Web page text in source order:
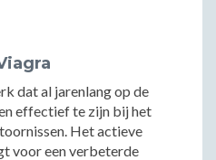
dat al jarenlang op de
effectief te zijn bij het
Het actieve
voor een verbeterde